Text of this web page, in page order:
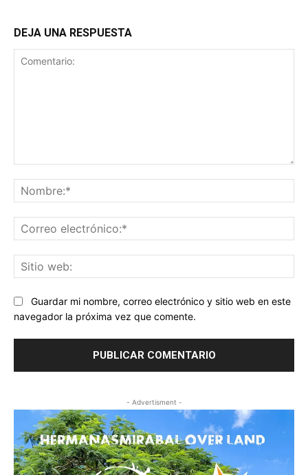
DEJA UNA RESPUESTA
Guardar mi nombre, correo electrónico y sitio web en este
navegador la próxima vez que comente.
- Advertisment -